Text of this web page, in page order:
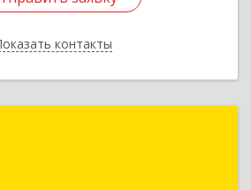
контакты
Назад
обл, Великие Луки г,